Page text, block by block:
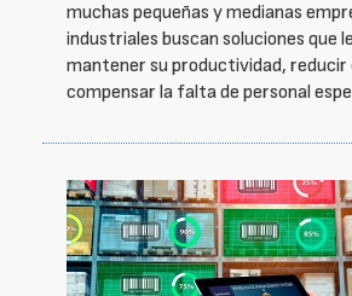
muchas pequeñas y medianas
industriales buscan soluciones que
mantener su productividad, reducir
compensar la falta de personal